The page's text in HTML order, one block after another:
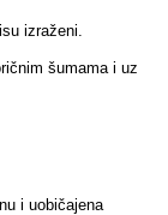
izraženi.
šumama i uz
i uobičajena